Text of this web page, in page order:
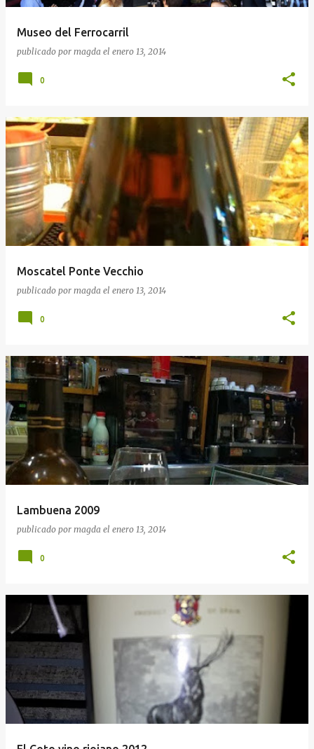
Museo del Ferrocarril
publicado por magda el enero 13, 2014
0
Moscatel Ponte Vecchio
publicado por magda el enero 13, 2014
0
Lambuena 2009
publicado por magda el enero 13, 2014
0